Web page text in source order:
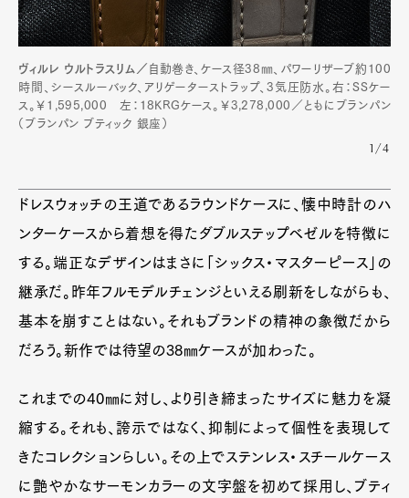
ヴィルレ ウルトラスリム／ 自動巻き、ケース径38㎜、パワーリザーブ約100
時間、シースルーバック、アリゲーターストラップ、3気圧防水。右：SSケー
ス。￥1,595,000 左：18KRGケース。￥3,278,000／ともにブランパン
（ブランパン ブティック 銀座）
1/4
ドレスウォッチの王道であるラウンドケースに、懐中時計のハ
ンターケースから着想を得たダブルステップベゼルを特徴に
する。端正なデザインはまさに「シックス・マスターピース」の
継承だ。昨年フルモデルチェンジといえる刷新をしながらも、
基本を崩すことはない。それもブランドの精神の象徴だから
だろう。新作では待望の38㎜ケースが加わった。
これまでの40㎜に対し、より引き締まったサイズに魅力を凝
縮する。それも、誇示ではなく、抑制によって個性を表現して
きたコレクションらしい。その上でステンレス・スチールケース
に艶やかなサーモンカラーの文字盤を初めて採用し、ブティ